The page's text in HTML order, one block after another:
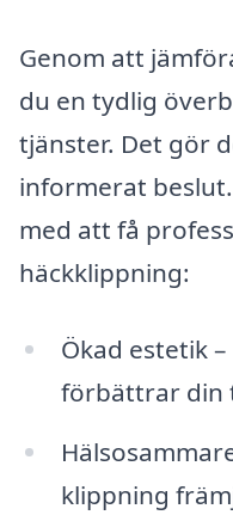
Genom att
du en tydlig
tjänster. Det gör
informerat
med att få
häckklippning:
Ökad estetik
förbättrar din
klippning